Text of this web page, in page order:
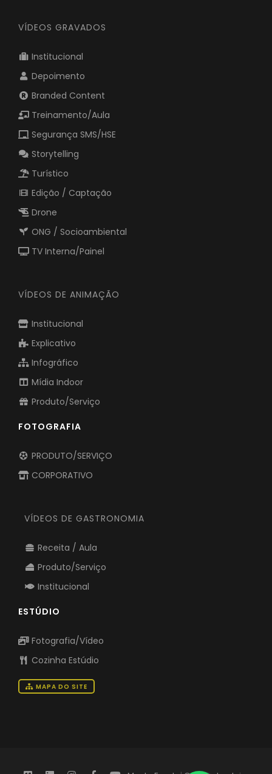
VÍDEOS GRAVADOS
Institucional
Depoimento
Branded Content
Treinamento/Aula
Segurança SMS/HSE
Storytelling
Turístico
Edição / Captação
Drone
ONG / Socioambiental
TV Interna/Painel
VÍDEOS DE ANIMAÇÃO
Institucional
Explicativo
Infográfico
Mídia Indoor
Produto/Serviço
FOTOGRAFIA
PRODUTO/SERVIÇO
CORPORATIVO
VÍDEOS DE GASTRONOMIA
Receita / Aula
Produto/Serviço
Institucional
ESTÚDIO
Fotografia/Vídeo
Cozinha Estúdio
MAPA DO SITE